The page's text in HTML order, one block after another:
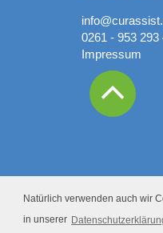
Natürlich verwenden auch wir
in unserer
0261 - 953 293
Impressum